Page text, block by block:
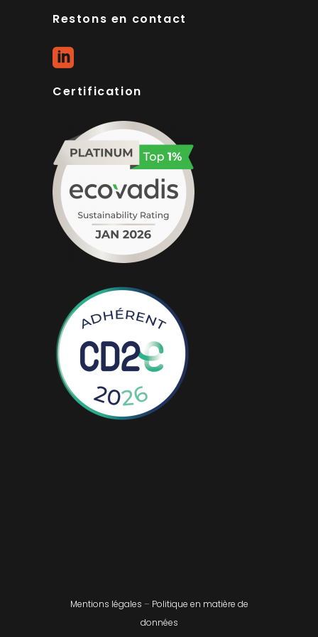
Restons en contact
Certification
Mentions légales – Politique en matière de
données